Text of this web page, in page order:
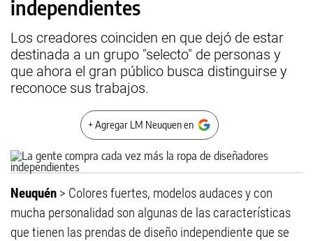
independientes
Los creadores coinciden en que dejó de estar
destinada a un grupo "selecto" de personas y
que ahora el gran público busca distinguirse y
reconoce sus trabajos.
+ Agregar LM Neuquen en
Neuquén > Colores fuertes, modelos audaces y con
mucha personalidad son algunas de las características
que tienen las prendas de diseño independiente que se